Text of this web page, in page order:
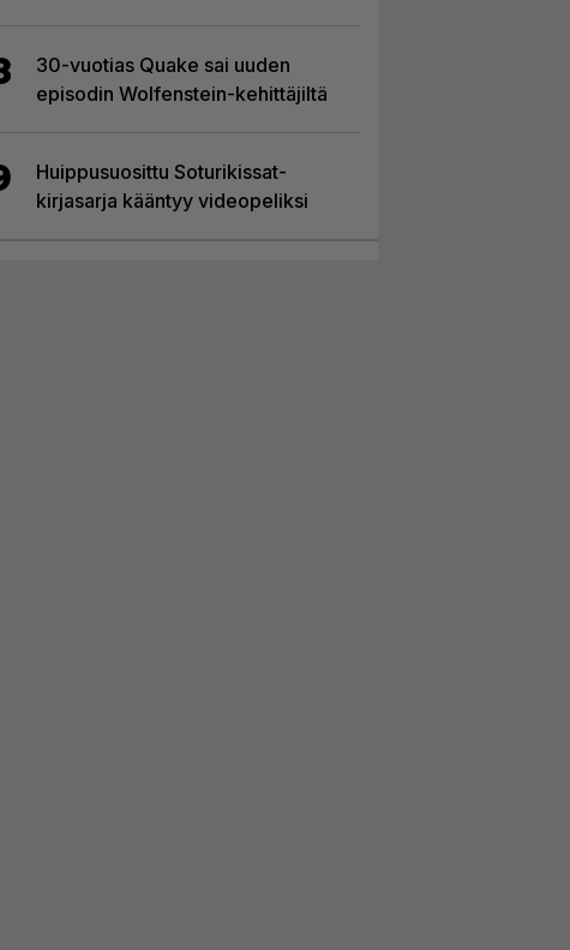
30-vuotias Quake sai uuden
episodin Wolfenstein-kehittäjiltä
Huippusuosittu Soturikissat-
kirjasarja kääntyy videopeliksi